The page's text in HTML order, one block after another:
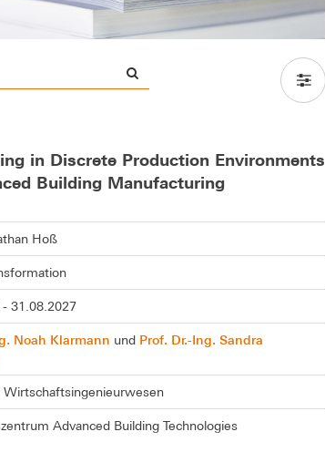
in Discrete Production Environments
Building Manufacturing
Hoß
31.08.2027
Noah Klarmann und Prof. Dr.-Ing. Sandra
Wirtschaftsingenieurwesen
Advanced Building Technologies